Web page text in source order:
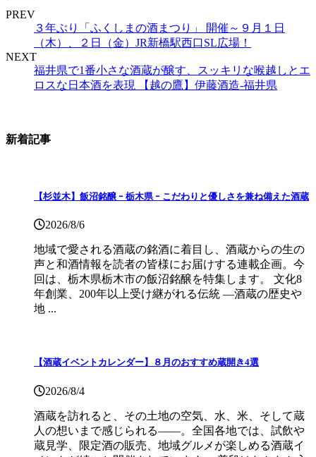
PREV
３年ぶり「ふくしまの酒まつり」 開催～９月１日
（木）、２日（金）JR新橋駅西口SL広場！
NEXT
福井県で1番小さな酒蔵が醸す、スッキリな喉越しとエ
ロスな日本酒を表現 【越の鷹】伊藤酒造-福井県
新着記事
【杉並木】飯沼銘醸 ｰ 栃木県 ｰ こだわりと優しさを兼ね備えた酒蔵
2026/8/6
地域で愛される酒蔵の銘酒に着目し、酒蔵からの生の
声と和酒情報を読者の皆様にお届けする連載企画。今
回は、栃木県栃木市の飯沼銘醸を特集します。 文化8
年創業、200年以上受け継がれる伝統 ―酒蔵の歴史や
地 ...
【酒蔵イベントカレンダー】８月のおすすめ蔵開き4選
2026/8/4
酒蔵を訪れると、その土地の空気、水、米、そして蔵
人の想いまで感じられる——。全国各地では、試飲や
蔵見学、限定酒の販売、地域グルメが楽しめる酒蔵イ